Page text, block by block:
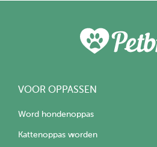
VOOR OPPASSEN
Word hondenoppas
Kattenoppas worden